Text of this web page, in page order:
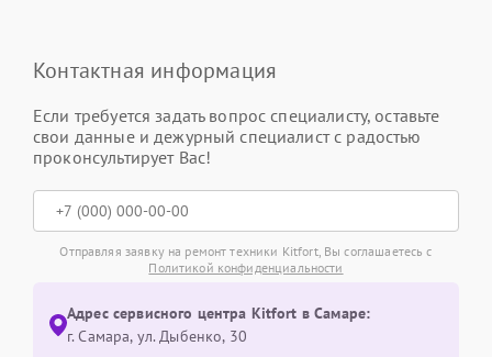
Контактная информация
Если требуется задать вопрос специалисту, оставьте
свои данные и дежурный специалист с радостью
проконсультирует Вас!
Отправляя заявку на ремонт техники Kitfort, Вы соглашаетесь с
Политикой конфиденциальности
Адрес сервисного центра Kitfort в Самаре:
г. Самара, ул. Дыбенко, 30